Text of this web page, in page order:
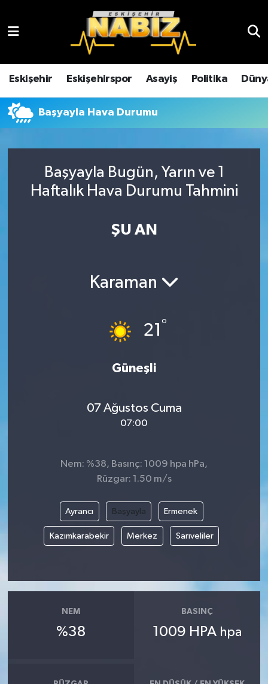
Eskişehir Eskişehirspor Asayiş Politika
Başyayla Hava Durumu
Başyayla Bugün, Yarın ve 1
Haftalık Hava Durumu Tahmini
ŞU AN
Karaman
21 °
Güneşli
07 Ağustos Cuma
07:00
Nem: %38, Basınç: 1009 hpa hPa,
Rüzgar: 1.50 m/s
Ayrancı Başyayla Ermenek
Kazımkarabekir Merkez Sarıveliler
NEM
%38
BASINÇ
1009 HPA hpa
Çevre
Dünya
Ekonomi
Eskişehir
Yaşam
Yurttan
Eskişehir Hava Durumu
Eskişehir Trafik Yoğunluk Haritası
TFF 3.Lig 4.Grup Puan Durumu ve Fikstür
Son Dakika Haberleri
Haber Arşivi